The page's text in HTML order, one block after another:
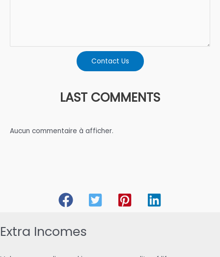
Contact Us
LAST COMMENTS
Aucun commentaire à afficher.
Extra Incomes